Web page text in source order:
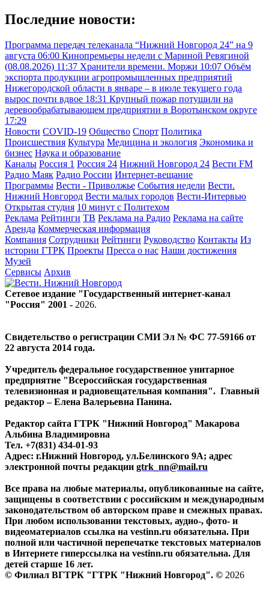
Последние новости:
Программа передач телеканала “Нижний Новгород 24” на 9
августа 06:00 Кинопремьеры недели с Мариной Ревягиной
(08.08.2026) 11:37 Хранители времени. Моржи 10:07 Объём
экспорта продукции агропромышленных предприятий
Нижегородской области в январе – в июле текущего года
вырос почти вдвое 18:31 Крупный пожар потушили на
деревообрабатывающем предприятии в Воротынском округе
17:29
Новости COVID-19 Общество Спорт Политика
Происшествия Культура Медицина и экология Экономика и
бизнес Наука и образование
Каналы Россия 1 Россия 24 Нижний Новгород 24 Вести FM
Радио Маяк Радио России Интернет-вещание
Программы Вести - Приволжье События недели Вести.
Нижний Новгород Вести малых городов Вести-Интервью
Открытая студия 10 минут с Политехом
Реклама Рейтинги ТВ Реклама на Радио Реклама на сайте
Аренда Коммерческая информация
Компания Сотрудники Рейтинги Руководство Контакты Из
истории ГТРК Проекты Пресса о нас Наши достижения
Музей
Сервисы Архив
Сетевое издание "Государственный интернет-канал
"Россия" 2001 - 2026.
Свидетельство о регистрации СМИ Эл № ФС 77-59166 от
22 августа 2014 года.
Учредитель федеральное государственное унитарное
предприятие "Всероссийская государственная
телевизионная и радиовещательная компания". Главный
редактор – Елена Валерьевна Панина.
Редактор сайта ГТРК "Нижний Новгород" Макарова
Альбина Владимировна
Тел. +7(831) 434-01-93
Адрес: г.Нижний Новгород, ул.Белинского 9А; адрес
электронной почты редакции gtrk_nn@mail.ru
Все права на любые материалы, опубликованные на сайте,
защищены в соответствии с российским и международным
законодательством об авторском праве и смежных правах.
При любом использовании текстовых, аудио-, фото- и
видеоматериалов ссылка на vestinn.ru обязательна. При
полной или частичной перепечатке текстовых материалов
в Интернете гиперссылка на vestinn.ru обязательна. Для
детей старше 16 лет.
© Филиал ВГТРК "ГТРК "Нижний Новгород". © 2026